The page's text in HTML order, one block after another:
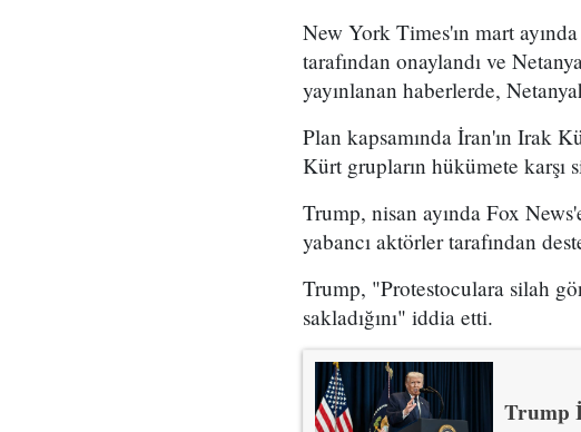
New York Times'ın mart
tarafından onaylandı ve
yayınlanan haberlerde,
Plan kapsamında İran'ın Irak
Kürt grupların hükümete karşı
Trump, nisan ayında Fox
yabancı aktörler tarafından
Trump, "Protestoculara silah
sakladığını" iddia etti.
Trump